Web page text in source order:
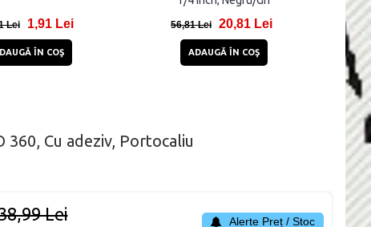
Lei 1,91 Lei
ÎN COŞ
56,81 Lei 20,81 Lei
ADAUGĂ ÎN COŞ
Cu adeziv, Portocaliu
Lei Alerte Preț / Stoc